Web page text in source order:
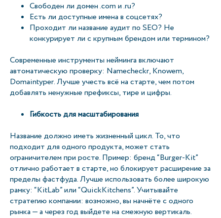
Свободен ли домен .com и .ru?
Есть ли доступные имена в соцсетях?
Проходит ли название аудит по SEO? Не
конкурирует ли с крупным брендом или термином?
Современные инструменты нейминга включают
автоматическую проверку: Namecheckr, Knowem,
Domaintyper. Лучше учесть всё на старте, чем потом
добавлять ненужные префиксы, тире и цифры.
Гибкость для масштабирования
Название должно иметь жизненный цикл. То, что
подходит для одного продукта, может стать
ограничителем при росте. Пример: бренд “Burger-Kit”
отлично работает в старте, но блокирует расширение за
пределы фастфуда. Лучше использовать более широкую
рамку: “KitLab” или “QuickKitchens”. Учитывайте
стратегию компании: возможно, вы начнёте с одного
рынка — а через год выйдете на смежную вертикаль.